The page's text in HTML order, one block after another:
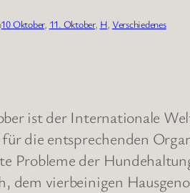
10 Oktober, 11. Oktober, H, Verschiedenes
ist der Internationale
die entsprechenden
Probleme der
dem vierbeinigen